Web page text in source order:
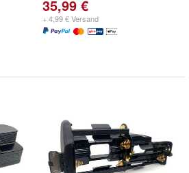
35,99 €
+ 4,99 € Versand